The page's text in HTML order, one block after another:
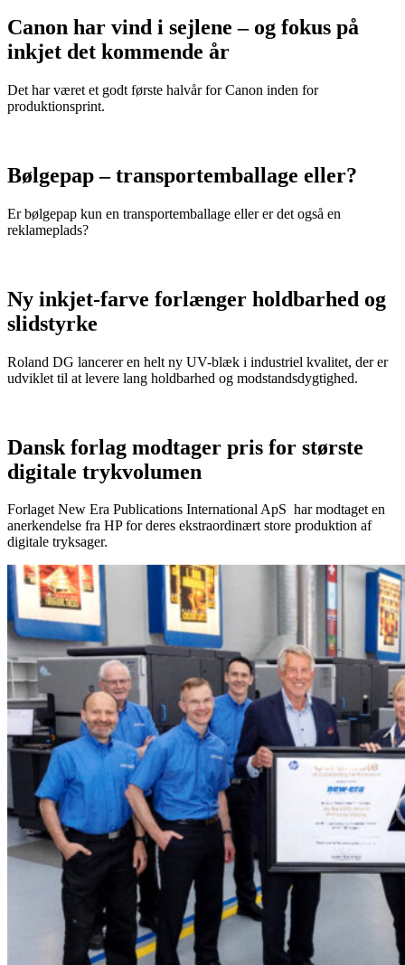
Canon har vind i sejlene – og fokus på
inkjet det kommende år
Det har været et godt første halvår for Canon inden for
produktionsprint.
Bølgepap – transportemballage eller?
Er bølgepap kun en transportemballage eller er det også en
reklameplads?
Ny inkjet-farve forlænger holdbarhed og
slidstyrke
Roland DG lancerer en helt ny UV-blæk i industriel kvalitet, der er
udviklet til at levere lang holdbarhed og modstandsdygtighed.
Dansk forlag modtager pris for største
digitale trykvolumen
Forlaget New Era Publications International ApS har modtaget en
anerkendelse fra HP for deres ekstraordinært store produktion af
digitale tryksager.